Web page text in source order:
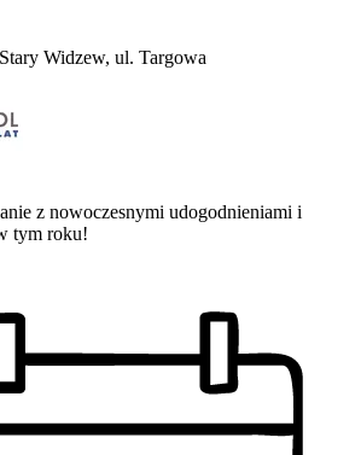
Widzew, ul. Targowa
z nowoczesnymi udogodnieniami i
tym roku!